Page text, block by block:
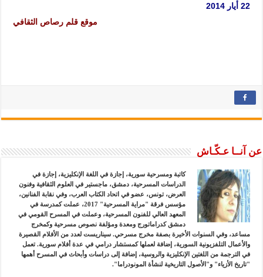
22 أيار 2014
موقع قلم رصاص الثقافي
عن آنــا عـكّـاش
كاتبة ومسرحية سورية، إجازة في اللغة الإنكليزية، إجازة في
الدراسات المسرحية، دمشق، ماجستير في العلوم الثقافية وفنون
العرض، تونس، عضو في اتحاد الكتاب العرب، وفي نقابة الفنانين،
مؤسس فرقة "مراية المسرحية" 2017، عملت كمدرسة في
المعهد العالي للفنون المسرحية، وعملت في المسرح القومي في
دمشق كدراماتورج ومعدة ومؤلفة نصوص مسرحية وكمخرج
مساعد، وفي السنوات الأخيرة بصفة مخرج مسرحي. سيناريست لعدد من الأفلام القصيرة
والأعمال التلفزيونية السورية، إضافة لعملها كمستشار درامي في عدة أفلام سورية. تعمل
في الترجمة من اللغتين الإنكليزية والروسية، إضافة إلى دراسات وأبحاث في المسرح أهمها
"تاريخ الأزياء" و"الأصول التاريخية لنشأة المونودراما".